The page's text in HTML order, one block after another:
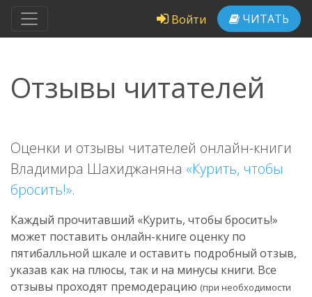
Войти ЧИТАТЬ
Отзывы читателей
Оценки и отзывы читателей онлайн-книги
Владимира Шахиджаняна «Курить, чтобы
бросить!».
Каждый прочитавший «Курить, чтобы бросить!»
может поставить онлайн-книге оценку по
пятибалльной шкале и оставить подробный отзыв,
указав как на плюсы, так и на минусы книги. Все
отзывы проходят премодерацию (при необходимости